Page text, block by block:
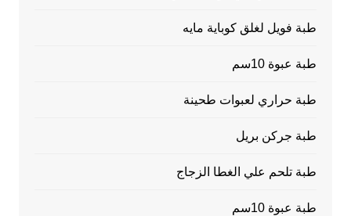
طبة فويل لغلق كوباية مايه
طبة عبوة 10سم
طبة حراري لعبوات طحينة
طبة جركن بريل
طبة تلحم علي الغطا الزجاج
طبة عبوة 10سم